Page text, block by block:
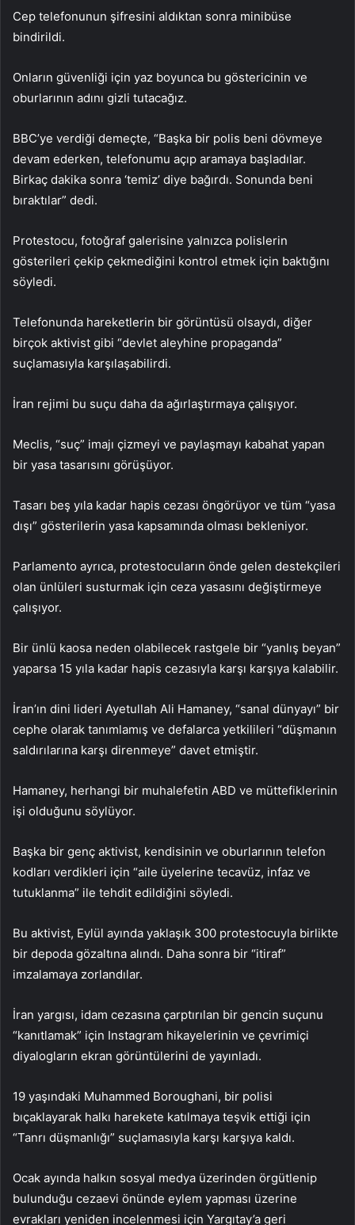
Cep telefonunun şifresini aldıktan sonra minibüse
bindirildi.
Onların güvenliği için yaz boyunca bu göstericinin ve
oburlarının adını gizli tutacağız.
BBC’ye verdiği demeçte, “Başka bir polis beni dövmeye
devam ederken, telefonumu açıp aramaya başladılar.
Birkaç dakika sonra ‘temiz’ diye bağırdı. Sonunda beni
bıraktılar” dedi.
Protestocu, fotoğraf galerisine yalnızca polislerin
gösterileri çekip çekmediğini kontrol etmek için baktığını
söyledi.
Telefonunda hareketlerin bir görüntüsü olsaydı, diğer
birçok aktivist gibi “devlet aleyhine propaganda”
suçlamasıyla karşılaşabilirdi.
İran rejimi bu suçu daha da ağırlaştırmaya çalışıyor.
Meclis, “suç” imajı çizmeyi ve paylaşmayı kabahat yapan
bir yasa tasarısını görüşüyor.
Tasarı beş yıla kadar hapis cezası öngörüyor ve tüm “yasa
dışı” gösterilerin yasa kapsamında olması bekleniyor.
Parlamento ayrıca, protestocuların önde gelen destekçileri
olan ünlüleri susturmak için ceza yasasını değiştirmeye
çalışıyor.
Bir ünlü kaosa neden olabilecek rastgele bir “yanlış beyan”
yaparsa 15 yıla kadar hapis cezasıyla karşı karşıya kalabilir.
İran’ın dini lideri Ayetullah Ali Hamaney, “sanal dünyayı” bir
cephe olarak tanımlamış ve defalarca yetkilileri “düşmanın
saldırılarına karşı direnmeye” davet etmiştir.
Hamaney, herhangi bir muhalefetin ABD ve müttefiklerinin
işi olduğunu söylüyor.
Başka bir genç aktivist, kendisinin ve oburlarının telefon
kodları verdikleri için “aile üyelerine tecavüz, infaz ve
tutuklanma” ile tehdit edildiğini söyledi.
Bu aktivist, Eylül ayında yaklaşık 300 protestocuyla birlikte
bir depoda gözaltına alındı. Daha sonra bir “itiraf”
imzalamaya zorlandılar.
İran yargısı, idam cezasına çarptırılan bir gencin suçunu
“kanıtlamak” için Instagram hikayelerinin ve çevrimiçi
diyalogların ekran görüntülerini de yayınladı.
19 yaşındaki Muhammed Boroughani, bir polisi
bıçaklayarak halkı harekete katılmaya teşvik ettiği için
“Tanrı düşmanlığı” suçlamasıyla karşı karşıya kaldı.
Ocak ayında halkın sosyal medya üzerinden örgütlenip
bulunduğu cezaevi önünde eylem yapması üzerine
evrakları yeniden incelenmesi için Yargıtay’a geri